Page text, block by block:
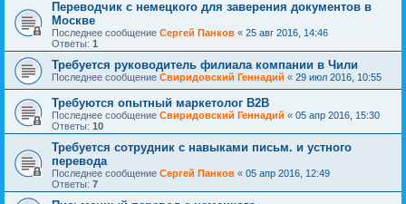
Переводчик с немецкого для заверения документов в
Москве
Последнее сообщение Сергей Панков « 25 авг 2016, 14:46
Ответы: 1
Требуется руководитель филиала компании в Чили
Последнее сообщение Свиридовский Геннадий « 29 июл 2016, 10:55
Требуются опытный маркетолог B2B
Последнее сообщение Свиридовский Геннадий « 05 апр 2016, 15:30
Ответы: 10
Требуется сотрудник с навыками письм. и устного
перевода
Последнее сообщение Сергей Панков « 05 апр 2016, 12:49
Ответы: 7